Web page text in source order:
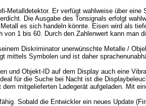
Metalldetektor. Er verfügt wahlweise über
Die Ausgabe des Tonsignals erfolgt
es sich handeln könnte. Eisen wird als
von 1 bis 60. Durch den Zahlenwert kann man
Diskriminator unerwünschte Metalle /
mittels Symbolen und ist daher
und Objekt-ID auf dem Display auch eine
für die Suche bei Nacht ist die
mitgelieferten Ladegerät aufgeladen. Mit
Sobald die Entwickler ein neues Update